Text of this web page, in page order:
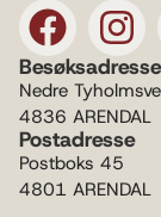
Besøksadresse
Nedre
4836 ARENDAL
Postadresse
Postboks 45
4801 ARENDAL